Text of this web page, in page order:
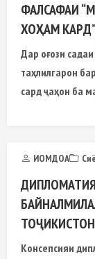
ФАЛСАФАИ
ХОҲАМ
Дар оғози
таҳлилгарон
сард ҷаҳон ба
ИОМДОА
Консепсияи